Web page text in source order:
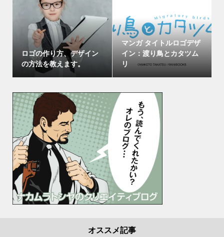
ロゴの作り方、デザイン
の方法を教えます。
マンガ タイトルロゴデザ
イン：渡り鳥とカタツム
リ
オススメ記事